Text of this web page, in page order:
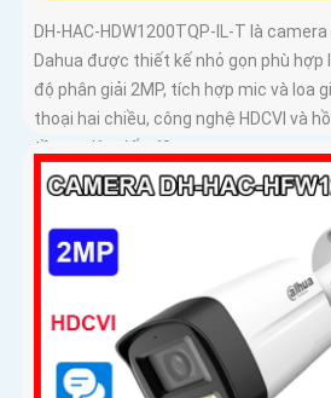
DH-HAC-HDW1200TQP-IL-T là
Dahua được thiết kế nhỏ gọn phù hợp
độ phân giải 2MP, tích hợp mic và loa
thoại hai chiều, công nghệ HDCVI và
tầm xa lên đến 40m